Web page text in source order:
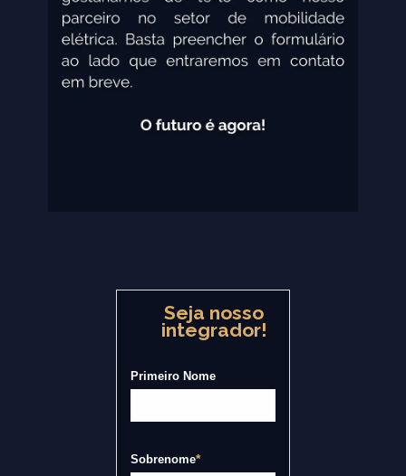
Seja nosso
integrador!
Primeiro Nome
Sobrenome*